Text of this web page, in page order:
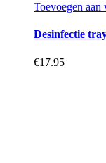
Toevoegen
Desinfectie
€17.95